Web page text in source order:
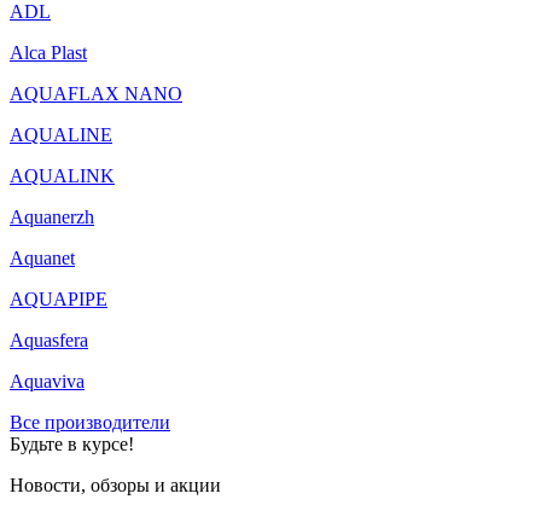
ADL
Alca Plast
AQUAFLAX NANO
AQUALINE
AQUALINK
Aquanerzh
Aquanet
AQUAPIPE
Aquasfera
Aquaviva
Все производители
Будьте в курсе!
Новости, обзоры и акции